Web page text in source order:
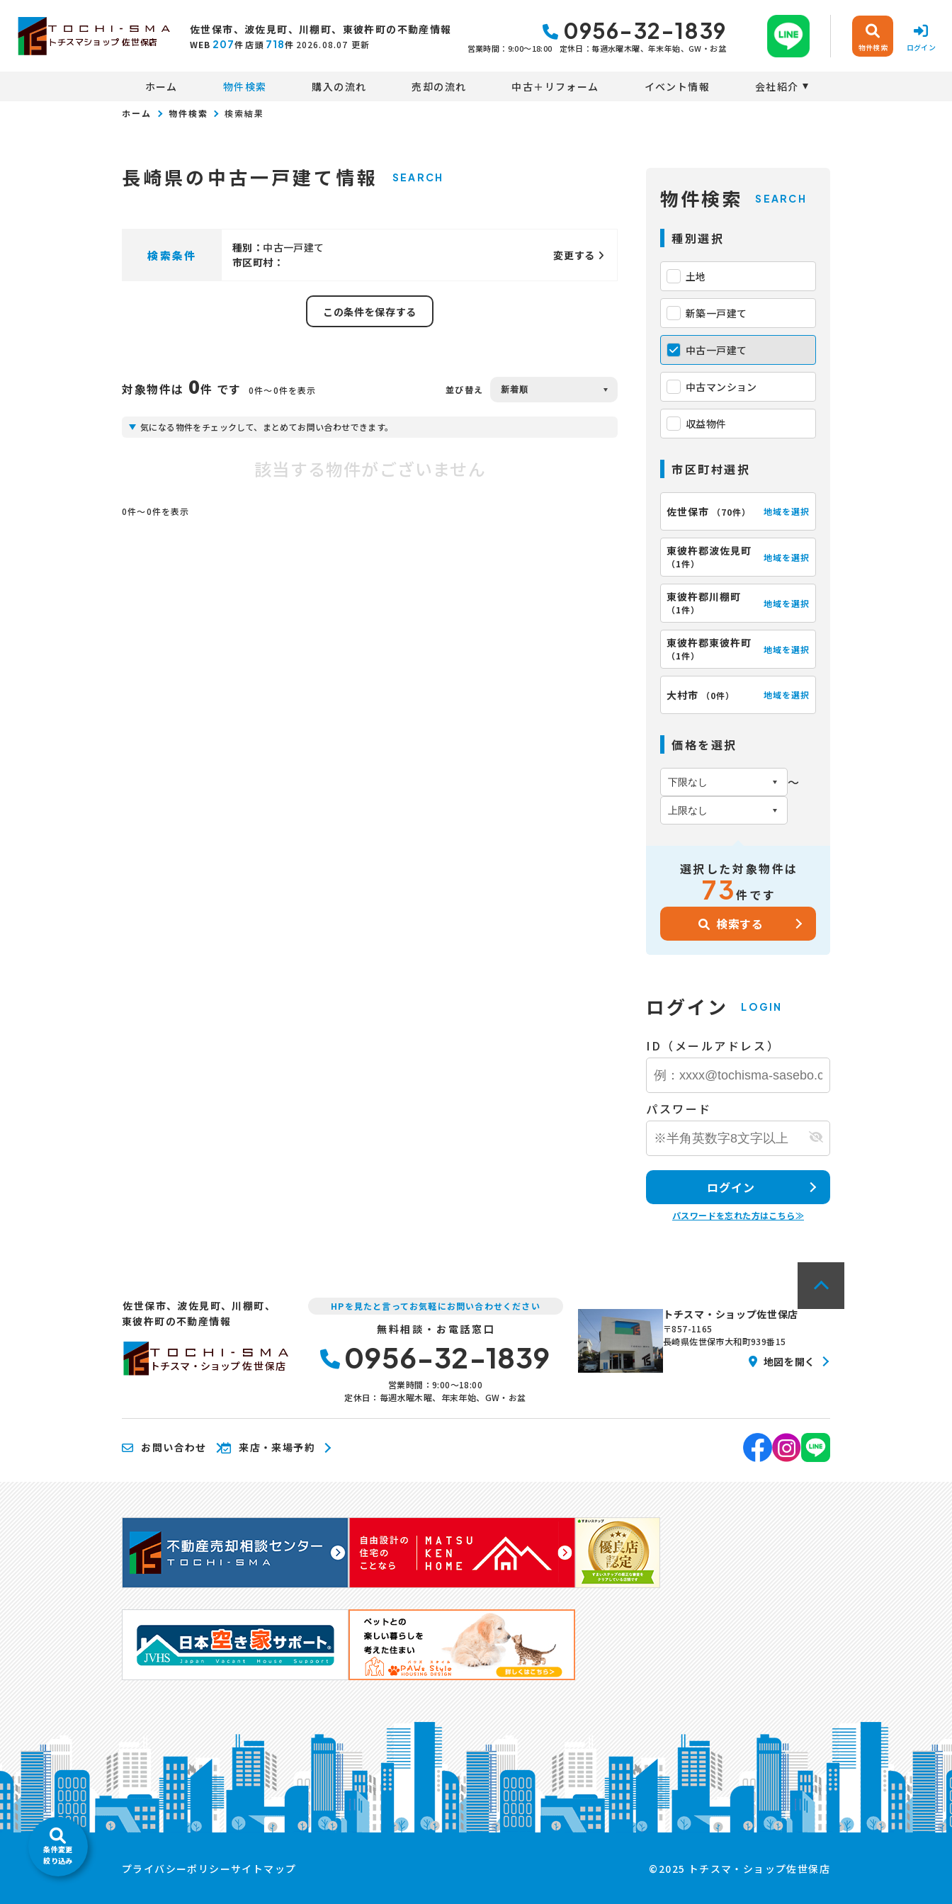
佐世保市、波佐見町、川棚町、東彼杵町の不動産情報
WEB 207件 店頭 718件 2026.08.07 更新
トチスマショップ 佐世保店 0956-32-1839
営業時間：9:00〜18:00 定休日：毎週水曜木曜、年末年始、GW・お盆 物件検索 ログイン
ホーム 物件検索 購入の流れ 売却の流れ 中古＋リフォーム イベント情報 会社紹介
ホーム 物件検索 検索結果
長崎県の中古一戸建て情報 SEARCH
検索条件
種別： 中古一戸建て
市区町村：
変更する
この条件を保存する
対象物件は 0件 です 0件〜0件を表示 並び替え
気になる物件をチェックして、まとめてお問い合わせできます。
該当する物件がございません
0件〜0件を表示
物件検索 SEARCH
種別選択
土地
新築一戸建て
中古一戸建て
中古マンション
収益物件
市区町村選択
佐世保市 （70件） 地域を選択
東彼杵郡波佐見町
（1件）
地域を選択
東彼杵郡川棚町
（1件）
地域を選択
東彼杵郡東彼杵町
（1件）
地域を選択
大村市 （0件） 地域を選択
価格を選択
〜
選択した対象物件は
73件です
検索する
ログイン LOGIN
ID（メールアドレス）
パスワード
ログイン
パスワードを忘れた方はこちら≫
条件変更
絞り込み
佐世保市、波佐見町、川棚町、
東彼杵町の不動産情報
トチスマ・ショップ佐世保店
HPを見たと言ってお気軽にお問い合わせください
無料相談・お電話窓口
0956-32-1839
営業時間：9:00〜18:00
定休日：毎週水曜木曜、年末年始、GW・お盆
トチスマ・ショップ佐世保店
〒857-1165
長崎県佐世保市大和町939番15
地図を開く
お問い合わせ 来店・来場予約
プライバシーポリシーサイトマップ ©2025 トチスマ・ショップ佐世保店